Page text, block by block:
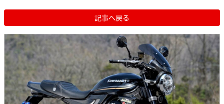
記事へ戻る